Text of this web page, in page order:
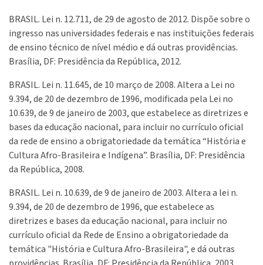
BRASIL. Lei n. 12.711, de 29 de agosto de 2012. Dispõe sobre o
ingresso nas universidades federais e nas instituições federais
de ensino técnico de nível médio e dá outras providências.
Brasília, DF: Presidência da República, 2012.
BRASIL. Lei n. 11.645, de 10 março de 2008. Altera a Lei no
9.394, de 20 de dezembro de 1996, modificada pela Lei no
10.639, de 9 de janeiro de 2003, que estabelece as diretrizes e
bases da educação nacional, para incluir no currículo oficial
da rede de ensino a obrigatoriedade da temática “História e
Cultura Afro-Brasileira e Indígena”. Brasília, DF: Presidência
da República, 2008.
BRASIL. Lei n. 10.639, de 9 de janeiro de 2003. Altera a lei n.
9.394, de 20 de dezembro de 1996, que estabelece as
diretrizes e bases da educação nacional, para incluir no
currículo oficial da Rede de Ensino a obrigatoriedade da
temática "História e Cultura Afro-Brasileira", e dá outras